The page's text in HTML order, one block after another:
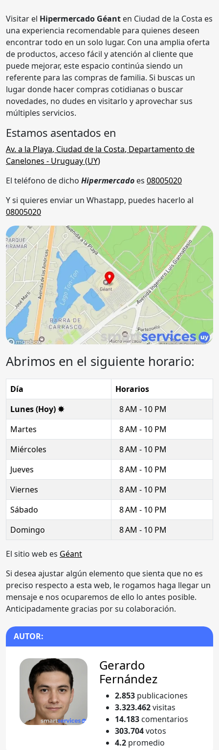
Visitar el Hipermercado Géant en Ciudad de la Costa es
una experiencia recomendable para quienes deseen
encontrar todo en un solo lugar. Con una amplia oferta
de productos, acceso fácil y atención al cliente que
puede mejorar, este espacio continúa siendo un
referente para las compras de familia. Si buscas un
lugar donde hacer compras cotidianas o buscar
novedades, no dudes en visitarlo y aprovechar sus
múltiples servicios.
Estamos asentados en
Av. a la Playa, Ciudad de la Costa, Departamento de
Canelones - Uruguay (UY)
El teléfono de dicho Hipermercado es 08005020
Y si quieres enviar un Whastapp, puedes hacerlo al
08005020
Abrimos en el siguiente horario:
Día
Horarios
Lunes (Hoy) ✸
8 AM - 10 PM
Martes
8 AM - 10 PM
Miércoles
8 AM - 10 PM
Jueves
8 AM - 10 PM
Viernes
8 AM - 10 PM
Sábado
8 AM - 10 PM
Domingo
8 AM - 10 PM
El sitio web es Géant
Si desea ajustar algún elemento que sienta que no es
preciso respecto a esta web, le rogamos haga llegar un
mensaje e nos ocuparemos de ello lo antes posible.
Anticipadamente gracias por su colaboración.
AUTOR:
Gerardo
Fernández
2.853 publicaciones
3.323.462visitas
14.183 comentarios
303.704votos
4.2 promedio